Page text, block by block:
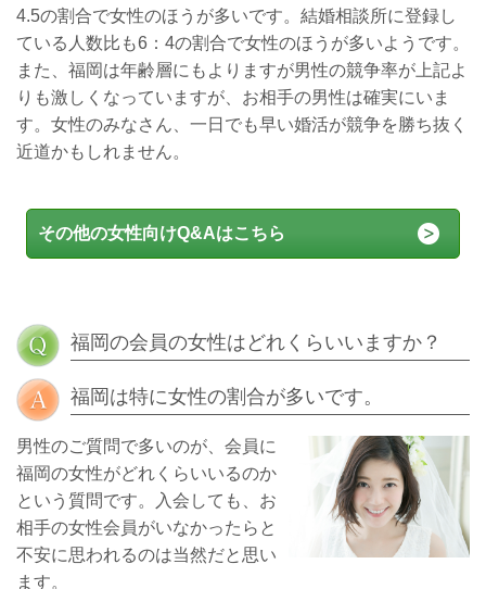
4.5の割合で女性のほうが多いです。結婚相談所に登録し
ている人数比も6：4の割合で女性のほうが多いようです。
また、福岡は年齢層にもよりますが男性の競争率が上記よ
りも激しくなっていますが、お相手の男性は確実にいま
す。女性のみなさん、一日でも早い婚活が競争を勝ち抜く
近道かもしれません。
その他の女性向けQ&Aはこちら
福岡の会員の女性はどれくらいいますか？
福岡は特に女性の割合が多いです。
男性のご質問で多いのが、会員に
福岡の女性がどれくらいいるのか
という質問です。入会しても、お
相手の女性会員がいなかったらと
不安に思われるのは当然だと思い
ます。